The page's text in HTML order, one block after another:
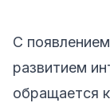
С
развитием
обращается